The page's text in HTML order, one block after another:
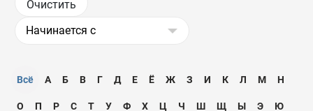
Всё А Б В Г Д Е Ё Ж З И К Л М Н
О П Р С Т У Ф Х Ц Ч Ш Щ Ы Э Ю